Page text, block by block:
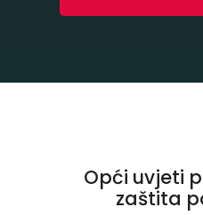
Opći uvjeti
zaštita